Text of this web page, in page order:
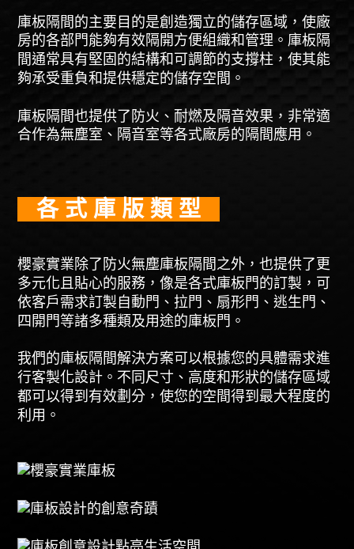
庫板隔間的主要目的是創造獨立的儲存區域，使廠
房的各部門能夠有效隔開方便組織和管理。庫板隔
間通常具有堅固的結構和可調節的支撐柱，使其能
夠承受重負和提供穩定的儲存空間。
庫板隔間也提供了防火、耐燃及隔音效果，非常適
合作為無塵室、隔音室等各式廠房的隔間應用。
各 式 庫 版 類 型
櫻豪實業除了防火無塵庫板隔間之外，也提供了更
多元化且貼心的服務，像是各式庫板門的訂製，可
依客戶需求訂製自動門、拉門、扇形門、逃生門、
四開門等諸多種類及用途的庫板門。
我們的庫板隔間解決方案可以根據您的具體需求進
行客製化設計。不同尺寸、高度和形狀的儲存區域
都可以得到有效劃分，使您的空間得到最大程度的
利用。